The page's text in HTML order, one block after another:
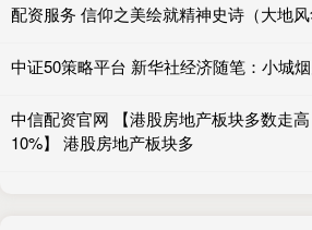
配资服务 信仰之美绘就精神史诗（大地风
中证50策略平台 新华社经济随笔：小城
中信配资官网 【港股房地产板块多数走
10%】 港股房地产板块多